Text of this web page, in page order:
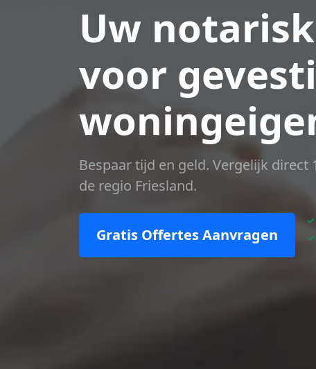
Uw
voor
Bespaar tijd en geld. Vergelijk
de regio Friesland.
Gratis Offertes Aanvragen
✓
✓